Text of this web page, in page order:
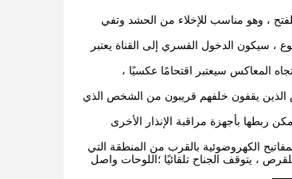
، وهو مناسب للإخلاء من الحشد وتفي
، سيكون الدخول القسري إلى القناة يعتبر
المعاكس سيعتبر اقتحامًا عكسيًا ،
الذين يقفون خلفهم قريبون من الشخص الذي
ربطها بأجهزة مراقبة الإنذار الأخرى
الكهروضوئية بالقرب من المنطقة التي
، يتوقف الجناح تلقائيًا ؛اللوحات واصل